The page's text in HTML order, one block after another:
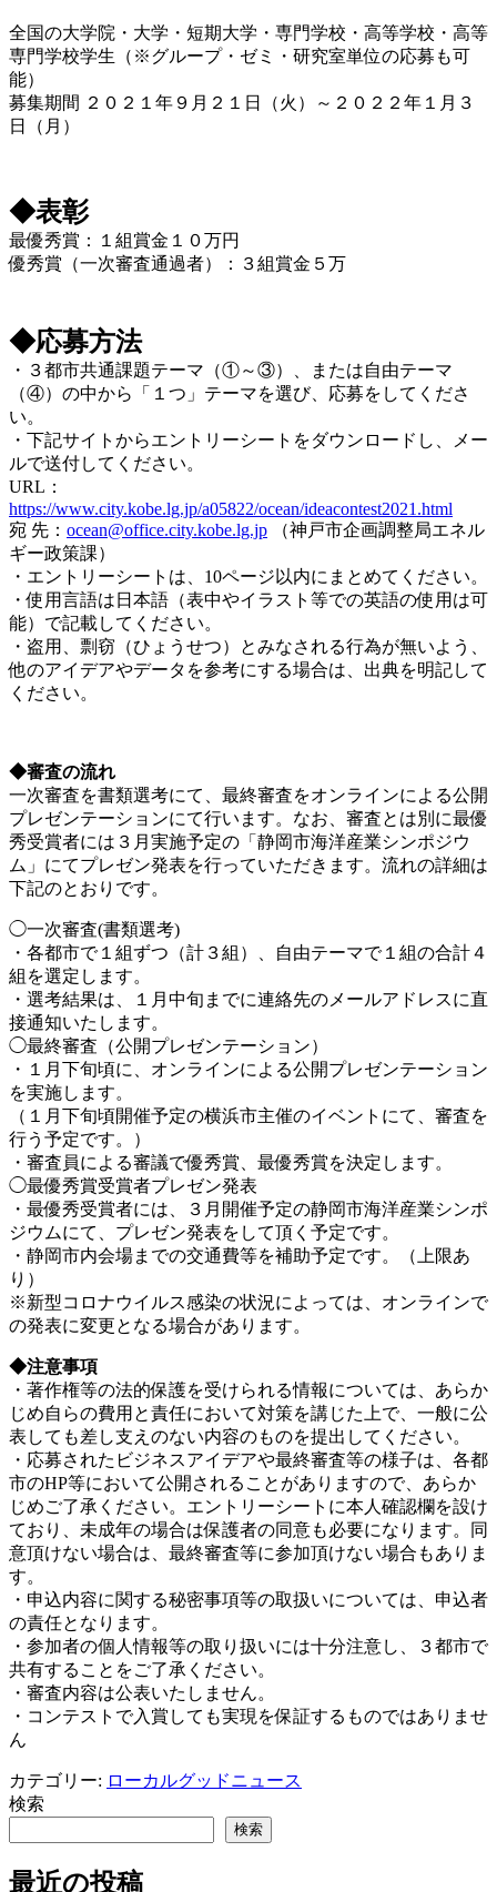
全国の大学院・大学・短期大学・専門学校・高等学校・高等
専門学校学生（※グループ・ゼミ・研究室単位の応募も可
能）
募集期間 ２０２１年９月２１日（火）～２０２２年１月３
日（月）
◆表彰
最優秀賞：１組賞金１０万円
優秀賞（一次審査通過者）：３組賞金５万
◆応募方法
・３都市共通課題テーマ（①～③）、または自由テーマ
（④）の中から「１つ」テーマを選び、応募をしてくださ
い。
・下記サイトからエントリーシートをダウンロードし、メー
ルで送付してください。
URL：
https://www.city.kobe.lg.jp/a05822/ocean/ideacontest2021.html
宛 先： ocean@office.city.kobe.lg.jp （神戸市企画調整局エネル
ギー政策課）
・エントリーシートは、10ページ以内にまとめてください。
・使用言語は日本語（表中やイラスト等での英語の使用は可
能）で記載してください。
・盗用、剽窃（ひょうせつ）とみなされる行為が無いよう、
他のアイデアやデータを参考にする場合は、出典を明記して
ください。
◆審査の流れ
一次審査を書類選考にて、最終審査をオンラインによる公開
プレゼンテーションにて行います。なお、審査とは別に最優
秀受賞者には３月実施予定の「静岡市海洋産業シンポジウ
ム」にてプレゼン発表を行っていただきます。流れの詳細は
下記のとおりです。
◯一次審査(書類選考)
・各都市で１組ずつ（計３組）、自由テーマで１組の合計４
組を選定します。
・選考結果は、１月中旬までに連絡先のメールアドレスに直
接通知いたします。
◯最終審査（公開プレゼンテーション）
・１月下旬頃に、オンラインによる公開プレゼンテーション
を実施します。
（１月下旬頃開催予定の横浜市主催のイベントにて、審査を
行う予定です。）
・審査員による審議で優秀賞、最優秀賞を決定します。
◯最優秀賞受賞者プレゼン発表
・最優秀受賞者には、３月開催予定の静岡市海洋産業シンポ
ジウムにて、プレゼン発表をして頂く予定です。
・静岡市内会場までの交通費等を補助予定です。（上限あ
り）
※新型コロナウイルス感染の状況によっては、オンラインで
の発表に変更となる場合があります。
◆注意事項
・著作権等の法的保護を受けられる情報については、あらか
じめ自らの費用と責任において対策を講じた上で、一般に公
表しても差し支えのない内容のものを提出してください。
・応募されたビジネスアイデアや最終審査等の様子は、各都
市のHP等において公開されることがありますので、あらか
じめご了承ください。エントリーシートに本人確認欄を設け
ており、未成年の場合は保護者の同意も必要になります。同
意頂けない場合は、最終審査等に参加頂けない場合もありま
す。
・申込内容に関する秘密事項等の取扱いについては、申込者
の責任となります。
・参加者の個人情報等の取り扱いには十分注意し、３都市で
共有することをご了承ください。
・審査内容は公表いたしません。
・コンテストで入賞しても実現を保証するものではありませ
ん
カテゴリー: ローカルグッドニュース
検索
検索
最近の投稿